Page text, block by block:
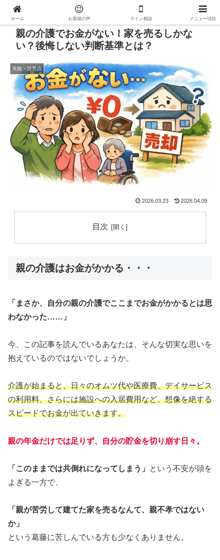
親の介護でお金がない！家を売るしかな
い？後悔しない判断基準とは？
失敗・注意点
2026.03.23 2026.04.09
目次
親の介護はお金がかかる・・・
「まさか、自分の親の介護でここまでお金がかかるとは思
わなかった……」
今、この記事を読んでいるあなたは、そんな切実な思いを
抱えているのではないでしょうか。
介護が始まると、日々のオムツ代や医療費、デイサービス
の利用料、さらには施設への入居費用など、想像を絶する
スピードでお金が出ていきます。
親の年金だけでは足りず、自分の貯金を切り崩す日々。
「このままでは共倒れになってしまう」
という不安が頭を
よぎる一方で、
「親が苦労して建てた家を売るなんて、親不孝ではない
か」
という葛藤に苦しんでいる方も少なくありません。
ホーム お客様の声 ライン相談 メニュー項目